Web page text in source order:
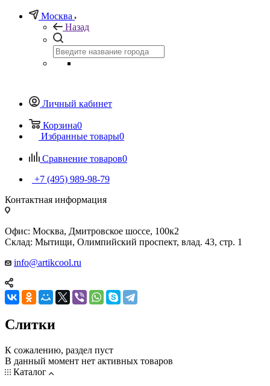
Москва
Назад
Личный кабинет
Корзина0
Избранные товары0
Сравнение товаров0
+7 (495) 989-98-79
Контактная информация
Офис: Москва, Дмитровское шоссе, 100к2
Склад: Мытищи, Олимпийский проспект, влад. 43, стр. 1
info@artikcool.ru
Слитки
К сожалению, раздел пуст
В данный момент нет активных товаров
Каталог